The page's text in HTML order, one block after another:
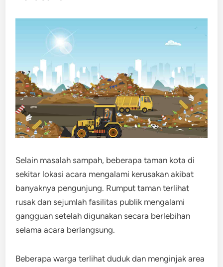
Selain masalah sampah, beberapa taman kota di
sekitar lokasi acara mengalami kerusakan akibat
banyaknya pengunjung. Rumput taman terlihat
rusak dan sejumlah fasilitas publik mengalami
gangguan setelah digunakan secara berlebihan
selama acara berlangsung.
Beberapa warga terlihat duduk dan menginjak area